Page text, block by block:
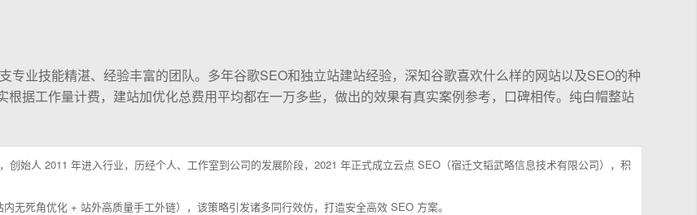
专业技能精湛、经验丰富的团队。多年谷歌SEO和独立站建站经验，深知谷歌喜欢什么样的网站以及SEO的种
据工作量计费，建站加优化总费用平均都在一万多些，做出的效果有真实案例参考，口碑相传。纯白帽整站
，创始人 2011 年进入行业，历经个人、工作室到公司的发展阶段，2021 年正式成立云点 SEO（宿迁文韬武略信息技术有限公司），积
内无死角优化 + 站外高质量手工外链），该策略引发诸多同行效仿，打造安全高效 SEO 方案。